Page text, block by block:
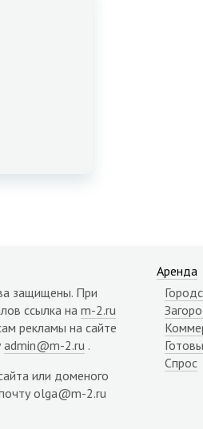
защищены. При
ссылка на m-2.ru
рекламы на сайте
admin@m-2.ru .
или доменого
olga@m-2.ru
Аренда
Спрос